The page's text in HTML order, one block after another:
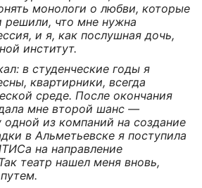
монологи о любви, которые
решили, что мне нужна
и я, как послушная дочь,
институт.
в студенческие годы я
квартирники, всегда
среде. После окончания
мне второй шанс —
одной из компаний на создание
в Альметьевске я поступила
на направление
театр нашел меня вновь,